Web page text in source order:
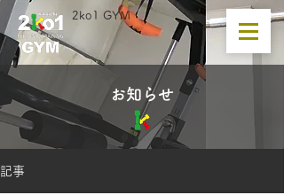
2ko1 GYM
​お知らせ
記事